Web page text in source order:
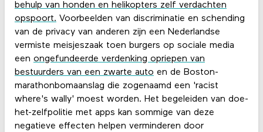
behulp van honden en helikopters zelf verdachten
opspoort. Voorbeelden van discriminatie en schending
van de privacy van anderen zijn een Nederlandse
vermiste meisjeszaak toen burgers op sociale media
een ongefundeerde verdenking opriepen van
bestuurders van een zwarte auto en de Boston-
marathonbomaanslag die zogenaamd een 'racist
where's wally' moest worden. Het begeleiden van doe-
het-zelfpolitie met apps kan sommige van deze
negatieve effecten helpen verminderen door